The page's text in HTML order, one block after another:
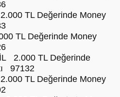
TL Değerinde Money
TL Değerinde Money
2.000 TL Değerinde
97132
TL Değerinde Money